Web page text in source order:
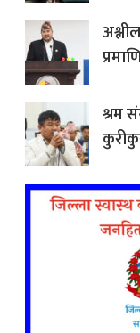
श्रम